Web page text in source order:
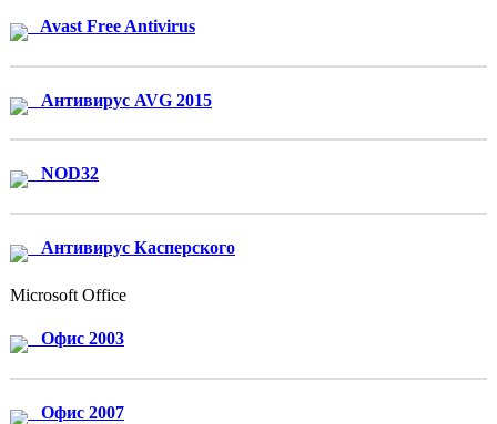
Avast Free Antivirus
Антивирус AVG 2015
NOD32
Антивирус Касперского
Microsoft Office
Офис 2003
Офис 2007